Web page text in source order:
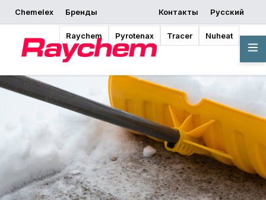
Chemelex Бренды
Raychem Pyrotenax Tracer Nuheat
Контакты Русский